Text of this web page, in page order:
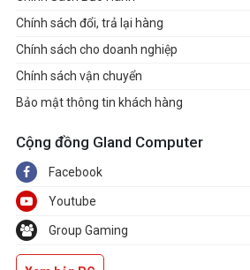
Chính sách đổi, trả lại hàng
Chính sách cho doanh nghiệp
Chính sách vận chuyển
Bảo mật thông tin khách hàng
Cộng đồng Gland Computer
Facebook
Youtube
Group Gaming